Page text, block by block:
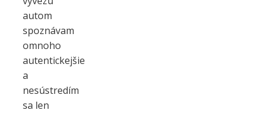
autom
spoznávam
omnoho
autentickejšie
a
nesústredím
sa len